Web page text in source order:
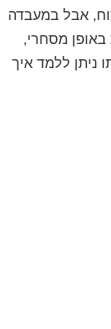
אבל במעבדה
באופן מסחרי,
ניתן ללמד איך